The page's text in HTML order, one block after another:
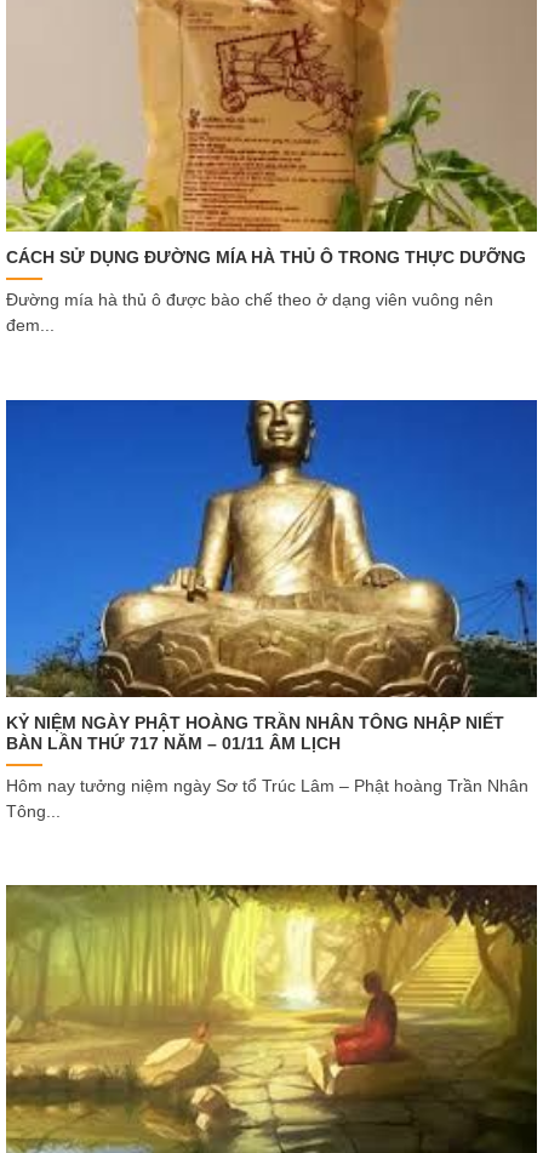
CÁCH SỬ DỤNG ĐƯỜNG MÍA HÀ THỦ Ô TRONG THỰC DƯỠNG
Đường mía hà thủ ô được bào chế theo ở dạng viên vuông nên
đem...
KỶ NIỆM NGÀY PHẬT HOÀNG TRẦN NHÂN TÔNG NHẬP NIẾT
BÀN LẦN THỨ 717 NĂM – 01/11 ÂM LỊCH
Hôm nay tưởng niệm ngày Sơ tổ Trúc Lâm – Phật hoàng Trần Nhân
Tông...